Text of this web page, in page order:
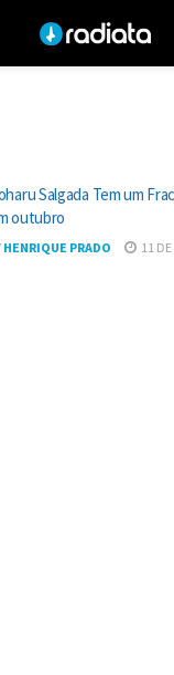
Salgada Tem um
outubro
HENRIQUE PRADO 11